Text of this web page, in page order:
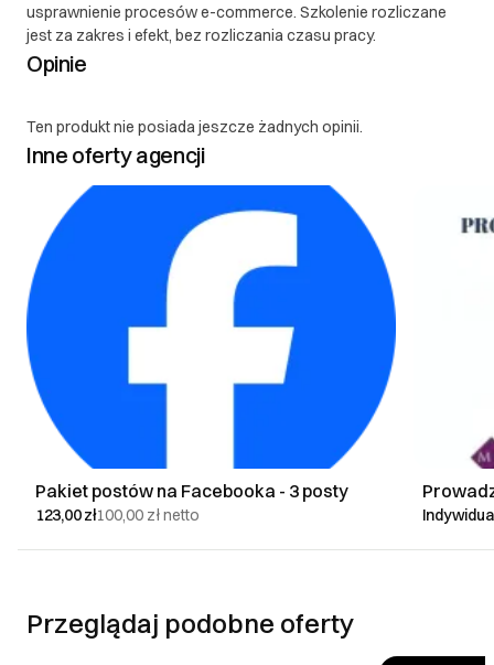
usprawnienie procesów e-commerce. Szkolenie rozliczane
jest za zakres i efekt, bez rozliczania czasu pracy.
Opinie
Ten produkt nie posiada jeszcze żadnych opinii.
Inne oferty agencji
Pakiet postów na Facebooka - 3 posty
123,00 zł100,00 złnetto
Przeglądaj podobne oferty